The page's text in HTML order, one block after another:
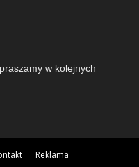
w kolejnych
Reklama